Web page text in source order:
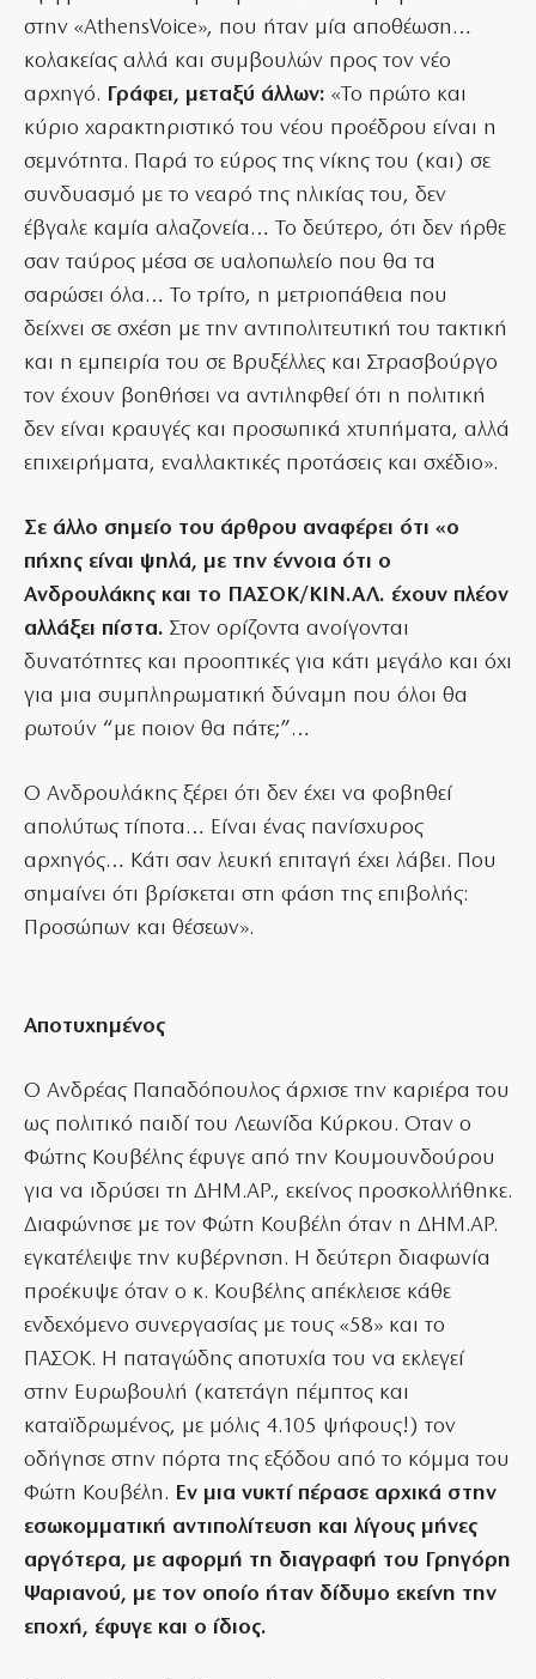
στην «AthensVoice», που ήταν μία αποθέωση…
κολακείας αλλά και συμβουλών προς τον νέο
αρχηγό. Γράφει, μεταξύ άλλων: «Το πρώτο και
κύριο χαρακτηριστικό του νέου προέδρου είναι η
σεμνότητα. Παρά το εύρος της νίκης του (και) σε
συνδυασμό με το νεαρό της ηλικίας του, δεν
έβγαλε καμία αλαζονεία… Το δεύτερο, ότι δεν ήρθε
σαν ταύρος μέσα σε υαλοπωλείο που θα τα
σαρώσει όλα… Το τρίτο, η μετριοπάθεια που
δείχνει σε σχέση με την αντιπολιτευτική του τακτική
και η εμπειρία του σε Βρυξέλλες και Στρασβούργο
τον έχουν βοηθήσει να αντιληφθεί ότι η πολιτική
δεν είναι κραυγές και προσωπικά χτυπήματα, αλλά
επιχειρήματα, εναλλακτικές προτάσεις και σχέδιο».
Σε άλλο σημείο του άρθρου αναφέρει ότι «ο
πήχης είναι ψηλά, με την έννοια ότι ο
Ανδρουλάκης και το ΠΑΣΟΚ/ΚΙΝ.ΑΛ. έχουν πλέον
αλλάξει πίστα. Στον ορίζοντα ανοίγονται
δυνατότητες και προοπτικές για κάτι μεγάλο και όχι
για μια συμπληρωματική δύναμη που όλοι θα
ρωτούν “με ποιον θα πάτε;”…
Ο Ανδρουλάκης ξέρει ότι δεν έχει να φοβηθεί
απολύτως τίποτα… Είναι ένας πανίσχυρος
αρχηγός… Κάτι σαν λευκή επιταγή έχει λάβει. Που
σημαίνει ότι βρίσκεται στη φάση της επιβολής:
Προσώπων και θέσεων».
Αποτυχημένος
Ο Ανδρέας Παπαδόπουλος άρχισε την καριέρα του
ως πολιτικό παιδί του Λεωνίδα Κύρκου. Οταν ο
Φώτης Κουβέλης έφυγε από την Κουμουνδούρου
για να ιδρύσει τη ΔΗΜ.ΑΡ., εκείνος προσκολλήθηκε.
Διαφώνησε με τον Φώτη Κουβέλη όταν η ΔΗΜ.ΑΡ.
εγκατέλειψε την κυβέρνηση. Η δεύτερη διαφωνία
προέκυψε όταν ο κ. Κουβέλης απέκλεισε κάθε
ενδεχόμενο συνεργασίας με τους «58» και το
ΠΑΣΟΚ. Η παταγώδης αποτυχία του να εκλεγεί
στην Ευρωβουλή (κατετάγη πέμπτος και
καταϊδρωμένος, με μόλις 4.105 ψήφους!) τον
οδήγησε στην πόρτα της εξόδου από το κόμμα του
Φώτη Κουβέλη. Εν μια νυκτί πέρασε αρχικά στην
εσωκομματική αντιπολίτευση και λίγους μήνες
αργότερα, με αφορμή τη διαγραφή του Γρηγόρη
Ψαριανού, με τον οποίο ήταν δίδυμο εκείνη την
εποχή, έφυγε και ο ίδιος.